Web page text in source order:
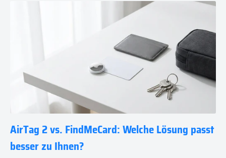
AirTag 2 vs. FindMeCard: Welche Lösung passt
besser zu Ihnen?